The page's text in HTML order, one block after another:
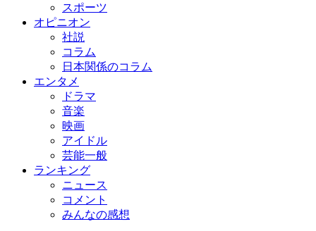
スポーツ
オピニオン
社説
コラム
日本関係のコラム
エンタメ
ドラマ
音楽
映画
アイドル
芸能一般
ランキング
ニュース
コメント
みんなの感想